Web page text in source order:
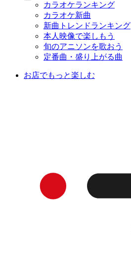
カラオケランキング
カラオケ新曲
新曲トレンドランキング
本人映像で楽しもう
旬のアニソンを歌おう
定番曲・盛り上がる曲
お店でもっと楽しむ